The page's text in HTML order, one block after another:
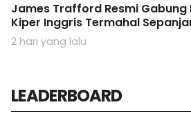
James Trafford Resmi Gabung
Kiper Inggris Termahal
2 hari yang lalu
LEADERBOARD